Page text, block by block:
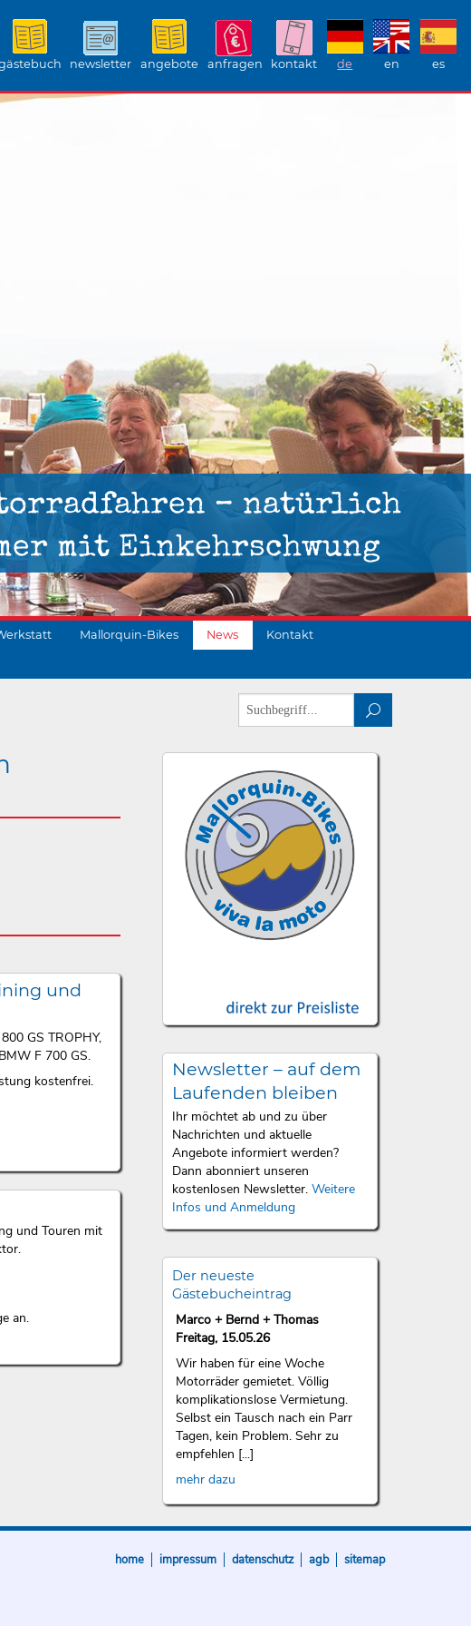
newsletter angebote anfragen kontakt de en es
– natürlich
mit Einkehrschwung
Mallorquin-Bikes News Kontakt
Newsletter – auf dem
Laufenden bleiben
Ihr möchtet ab und zu über
Nachrichten und aktuelle
Angebote informiert werden?
Dann abonniert unseren
kostenlosen Newsletter. Weitere
Infos und Anmeldung
Der neueste
Gästebucheintrag
Marco + Bernd + Thomas
Freitag, 15.05.26
Wir haben für eine Woche
Motorräder gemietet. Völlig
komplikationslose Vermietung.
Selbst ein Tausch nach ein Parr
Tagen, kein Problem. Sehr zu
empfehlen [...]
mehr dazu
und
GS TROPHY,
F 700 GS.
kostenfrei.
und Touren mit
an.
home impressum datenschutz agb sitemap